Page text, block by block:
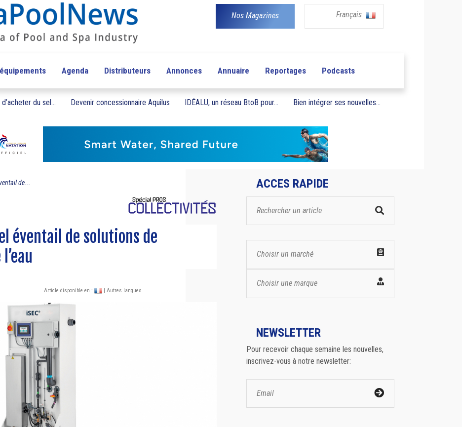
Nos Magazines Français
Agenda Distributeurs Annonces Annuaire Reportages Podcasts
du sel... Devenir concessionnaire Aquilus IDÉALU, un réseau BtoB pour... Bien intégrer ses nouvelles...
de...
éventail de solutions de
Article disponible en : | Autres langues
ACCES RAPIDE
Choisir un marché
Choisir une marque
NEWSLETTER
Pour recevoir chaque semaine les nouvelles,
inscrivez-vous à notre newsletter: